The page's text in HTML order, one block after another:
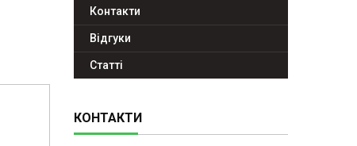
Контакти
Відгуки
Статті
КОНТАКТИ